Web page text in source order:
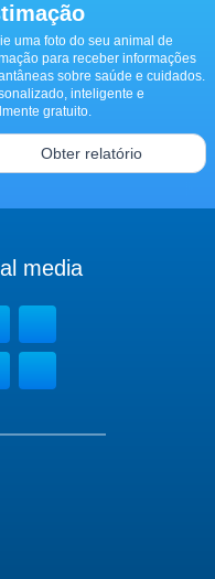
uma foto do seu animal de
para receber informações
sobre saúde e cuidados.
inteligente e
gratuito.
Obter relatório
media